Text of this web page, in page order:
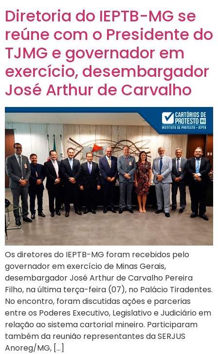
Diretoria do IEPTB-MG se
reúne com o Presidente do
TJMG e governador em
exercício, desembargador
José Arthur de Carvalho
Os diretores do IEPTB-MG foram recebidos pelo
governador em exercício de Minas Gerais,
desembargador José Arthur de Carvalho Pereira
Filho, na última terça-feira (07), no Palácio Tiradentes.
No encontro, foram discutidas ações e parcerias
entre os Poderes Executivo, Legislativo e Judiciário em
relação ao sistema cartorial mineiro. Participaram
também da reunião representantes da SERJUS
Anoreg/MG, […]